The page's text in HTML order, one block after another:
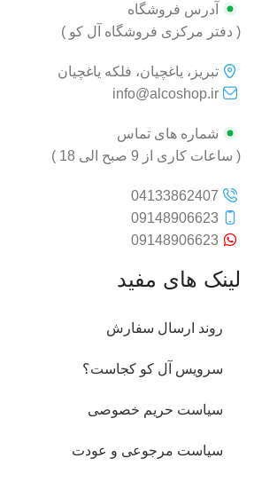
آدرس فروشگاه
( دفتر مرکزی فروشگاه آل کو )
تبریز، یاغچیان، فلکه یاغچیان
info@alcoshop.ir
شماره های تماس
( ساعات کاری از 9 صبح الی 18 )
04133862407
09148906623
09148906623
لینک های مفید
روند ارسال سفارش
سرویس آل کو کجاست؟
سیاست حریم خصوصی
سیاست مرجوعی و عودت